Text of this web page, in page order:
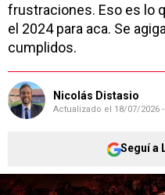
frustraciones. Eso es lo
el 2024 para aca. Se
cumplidos.
Nicolás Distasio
Actualizado el 18/07/2026
Seguí a